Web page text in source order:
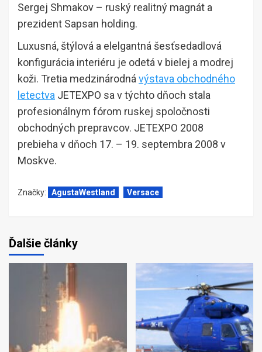
Sergej Shmakov – ruský realitný magnát a
prezident Sapsan holding.
Luxusná, štýlová a elelgantná šesťsedadlová
konfigurácia interiéru je odetá v bielej a modrej
koži. Tretia medzinárodná výstava obchodného
letectva JETEXPO sa v týchto dňoch stala
profesionálnym fórom ruskej spoločnosti
obchodných prepravcov. JETEXPO 2008
prebieha v dňoch 17. – 19. septembra 2008 v
Moskve.
Značky: AgustaWestland Versace
Ďalšie články